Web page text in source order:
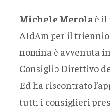
Michele Merola è il
AIdAm per il triennio
nomina è avvenuta
Consiglio Direttivo
Ed ha riscontrato
tutti i consiglieri